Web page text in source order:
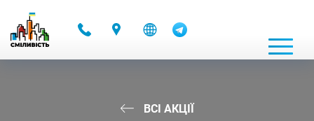
ВСІ АКЦІЇ